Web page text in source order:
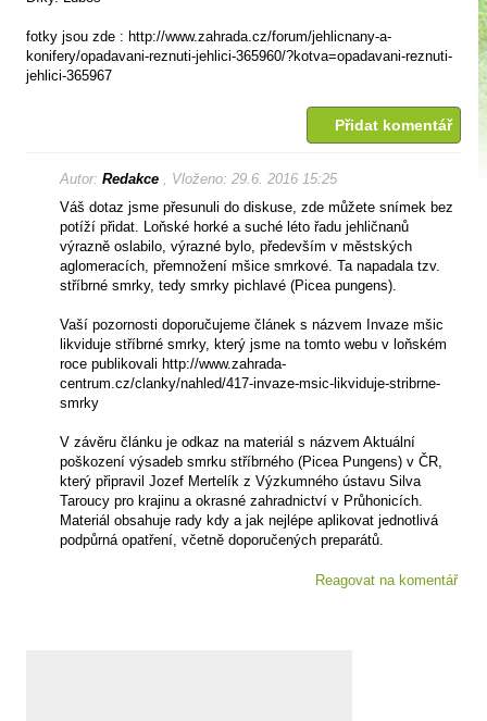
fotky jsou zde : http://www.zahrada.cz/forum/jehlicnany-a-
konifery/opadavani-reznuti-jehlici-365960/?kotva=opadavani-reznuti-
jehlici-365967
Přidat komentář
Autor: Redakce , Vloženo: 29.6. 2016 15:25
Váš dotaz jsme přesunuli do diskuse, zde můžete snímek bez
potíží přidat. Loňské horké a suché léto řadu jehličnanů
výrazně oslabilo, výrazné bylo, především v městských
aglomeracích, přemnožení mšice smrkové. Ta napadala tzv.
stříbrné smrky, tedy smrky pichlavé (Picea pungens).
Vaší pozornosti doporučujeme článek s názvem Invaze mšic
likviduje stříbrné smrky, který jsme na tomto webu v loňském
roce publikovali http://www.zahrada-
centrum.cz/clanky/nahled/417-invaze-msic-likviduje-stribrne-
smrky
V závěru článku je odkaz na materiál s názvem Aktuální
poškození výsadeb smrku stříbrného (Picea Pungens) v ČR,
který připravil Jozef Mertelík z Výzkumného ústavu Silva
Taroucy pro krajinu a okrasné zahradnictví v Průhonicích.
Materiál obsahuje rady kdy a jak nejlépe aplikovat jednotlivá
podpůrná opatření, včetně doporučených preparátů.
Reagovat na komentář